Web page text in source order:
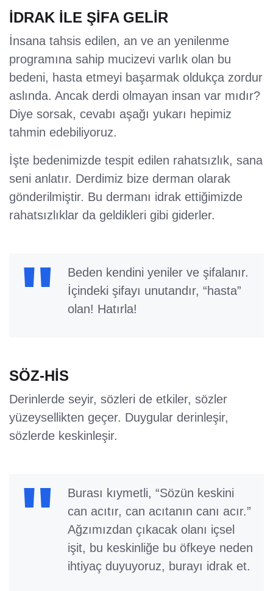
İDRAK İLE ŞİFA GELİR
İnsana tahsis edilen, an ve an yenilenme
programına sahip mucizevi varlık olan bu
bedeni, hasta etmeyi başarmak oldukça zordur
aslında. Ancak derdi olmayan insan var mıdır?
Diye sorsak, cevabı aşağı yukarı hepimiz
tahmin edebiliyoruz.
İşte bedenimizde tespit edilen rahatsızlık, sana
seni anlatır. Derdimiz bize derman olarak
gönderilmiştir. Bu dermanı idrak ettiğimizde
rahatsızlıklar da geldikleri gibi giderler.
Beden kendini yeniler ve şifalanır.
İçindeki şifayı unutandır, “hasta”
olan! Hatırla!
SÖZ-HİS
Derinlerde seyir, sözleri de etkiler, sözler
yüzeysellikten geçer. Duygular derinleşir,
sözlerde keskinleşir.
Burası kıymetli, “Sözün keskini
can acıtır, can acıtanın canı acır.”
Ağzımızdan çıkacak olanı içsel
işit, bu keskinliğe bu öfkeye neden
ihtiyaç duyuyoruz, burayı idrak et.